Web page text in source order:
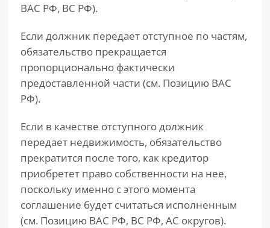
ВАС РФ, ВС РФ).
Если должник передает отступное по частям,
обязательство прекращается
пропорционально фактически
предоставленной части (см. Позицию ВАС
РФ).
Если в качестве отступного должник
передает недвижимость, обязательство
прекратится после того, как кредитор
приобретет право собственности на нее,
поскольку именно с этого момента
соглашение будет считаться исполненным
(см. Позицию ВАС РФ, ВС РФ, АС округов).